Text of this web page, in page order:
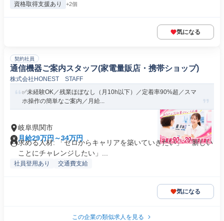
資格取得支援あり +2個
気になる
契約社員
通信機器ご案内スタッフ(家電量販店・携帯ショップ)
株式会社HONEST STAFF
✅未経験OK／残業ほぼなし（月10h以下）／定着率90%超／スマ
ホ操作の簡単なご案内／月給...
岐阜県関市
月給29万円～34万円
求める人材: 「ゼロからキャリアを築いていきたい」 「新しい
ことにチャレンジしたい」...
社員登用あり 交通費支給
気になる
この企業の類似求人を見る